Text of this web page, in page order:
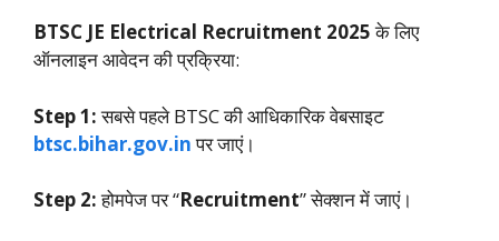
BTSC JE Electrical Recruitment 2025के लिए
ऑनलाइन आवेदन की प्रक्रिया:
Step 1:सबसे पहले BTSC की आधिकारिक वेबसाइट
btsc.bihar.gov.inपर जाएं।
Step 2:होमपेज पर “Recruitment” सेक्शन में जाएं।